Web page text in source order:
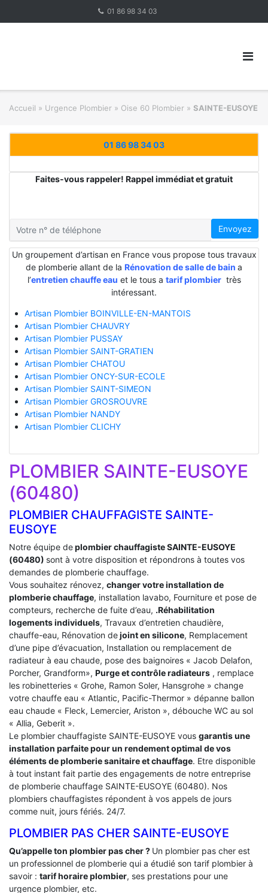
01 86 98 34 03
Accueil » Urgence Plombier » Oise 60 Plombier » SAINTE-EUSOYE
01 86 98 34 03
Faites-vous rappeler! Rappel immédiat et gratuit
Envoyez
Un groupement d’artisan en France vous propose tous travaux
de plomberie allant de la Rénovation de salle de bain a
l’entretien chauffe eau et le tous a tarif plombiertrès
intéressant.
Artisan Plombier BOINVILLE-EN-MANTOIS
Artisan Plombier CHAUVRY
Artisan Plombier PUSSAY
Artisan Plombier SAINT-GRATIEN
Artisan Plombier CHATOU
Artisan Plombier ONCY-SUR-ECOLE
Artisan Plombier SAINT-SIMEON
Artisan Plombier GROSROUVRE
Artisan Plombier NANDY
Artisan Plombier CLICHY
PLOMBIER SAINTE-EUSOYE
(60480)
PLOMBIER CHAUFFAGISTE SAINTE-
EUSOYE
Notre équipe deplombier chauffagiste SAINTE-EUSOYE
(60480) sont à votre disposition et répondrons à toutes vos
demandes de plomberie chauffage.
Vous souhaitez rénovez, changer votre installation de
plomberie chauffage, installation lavabo, Fourniture et pose de
compteurs, recherche de fuite d’eau, .Réhabilitation
logements individuels, Travaux d’entretien chaudière,
chauffe-eau, Rénovation dejoint en silicone, Remplacement
d’une pipe d’évacuation, Installation ou remplacement de
radiateur à eau chaude, pose des baignoires « Jacob Delafon,
Porcher, Grandform», Purge et contrôle radiateurs , remplace
les robinetteries « Grohe, Ramon Soler, Hansgrohe » change
votre chauffe eau « Atlantic, Pacific-Thermor » dépanne ballon
eau chaude « Fleck, Lemercier, Ariston », débouche WC au sol
« Allia, Geberit ».
Le plombier chauffagiste SAINTE-EUSOYE vous garantis une
installation parfaite pour un rendement optimal de vos
éléments de plomberie sanitaire et chauffage. Etre disponible
à tout instant fait partie des engagements de notre entreprise
de plomberie chauffage SAINTE-EUSOYE (60480). Nos
plombiers chauffagistes répondent à vos appels de jours
comme nuit, jours fériés. 24/7.
PLOMBIER PAS CHER SAINTE-EUSOYE
Qu’appelle ton plombier pas cher ? Un plombier pas cher est
un professionnel de plomberie qui a étudié son tarif plombier à
savoir : tarif horaire plombier, ses prestations pour une
urgence plombier, etc.